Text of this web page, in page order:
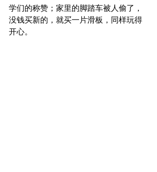
学们的称赞；家里的脚踏车被人偷了，
没钱买新的，就买一片滑板，同样玩得
开心。